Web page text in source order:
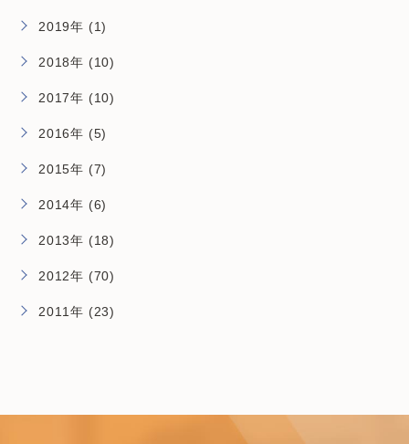
2019年 (1)
2018年 (10)
2017年 (10)
2016年 (5)
2015年 (7)
2014年 (6)
2013年 (18)
2012年 (70)
2011年 (23)